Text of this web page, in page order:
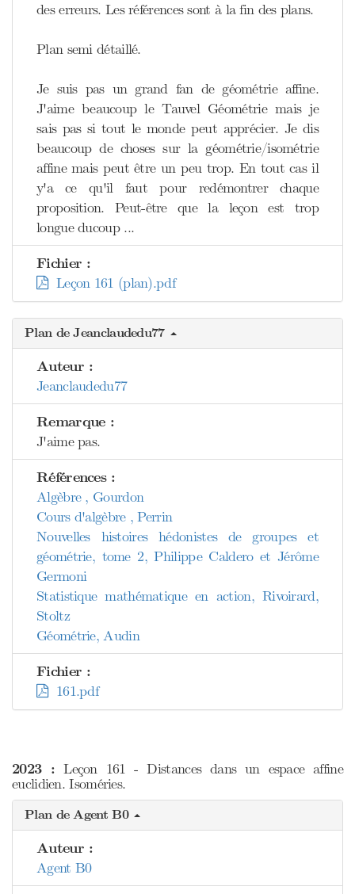
des erreurs. Les références sont à la fin des plans.
Plan semi détaillé.
Je suis pas un grand fan de géométrie affine.
J'aime beaucoup le Tauvel Géométrie mais je
sais pas si tout le monde peut apprécier. Je dis
beaucoup de choses sur la géométrie/isométrie
affine mais peut être un peu trop. En tout cas il
y'a ce qu'il faut pour redémontrer chaque
proposition. Peut-être que la leçon est trop
longue ducoup ...
Fichier :
Leçon 161 (plan).pdf
Plan de Jeanclaudedu77
Auteur :
Jeanclaudedu77
Remarque :
J'aime pas.
Références :
Algèbre , Gourdon
Cours d'algèbre , Perrin
Nouvelles histoires hédonistes de groupes et
géométrie, tome 2, Philippe Caldero et Jérôme
Germoni
Statistique mathématique en action, Rivoirard,
Stoltz
Géométrie, Audin
Fichier :
161.pdf
2023 : Leçon 161 - Distances dans un espace affine
euclidien. Isoméries.
Plan de Agent B0
Auteur :
Agent B0